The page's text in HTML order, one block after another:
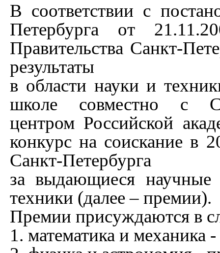
В соответствии с
Петербурга от
Правительства Санкт-
результаты
в области науки и
школе совместно с
центром Российской
конкурс на соискание в
Санкт-Петербурга
за выдающиеся научные
техники (далее – премии).
Премии присуждаются в
1. математика и